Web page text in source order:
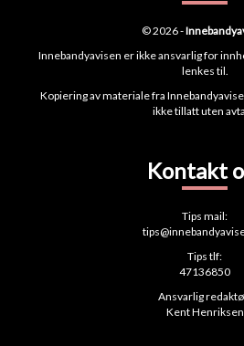
© 2026 -
Innebandyavisen er ikke ansvarlig for
lenkes til.
Kopiering av materiale fra
ikke tillatt uten
Kontakt
Tips mail:
Tips tlf:
47136850
Ansvarlig
Kent Henriksen